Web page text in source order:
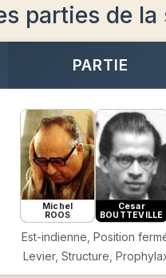
parties de la
PARTIE
Michel
ROOS
Cesar
BOUTTEVILLE
Est-indienne, Position
Levier, Structure,